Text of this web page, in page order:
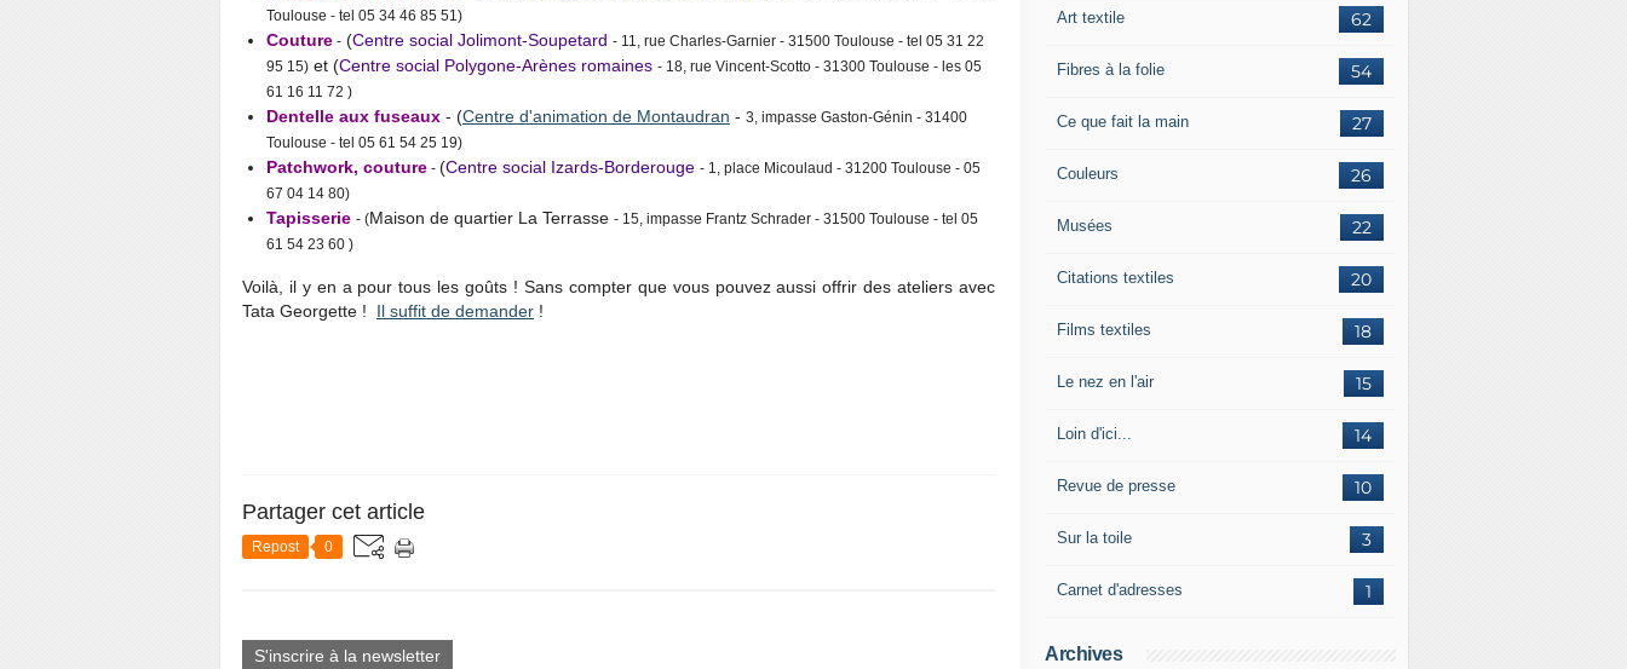
Toulouse - tel 05 34 46 85 51)
Couture - (Centre social Jolimont-Soupetard - 11, rue Charles-Garnier - 31500 Toulouse - tel 05 31 22
95 15) et (Centre social Polygone-Arènes romaines - 18, rue Vincent-Scotto - 31300 Toulouse - les 05
61 16 11 72 )
Dentelle aux fuseaux - (Centre d'animation de Montaudran - 3, impasse Gaston-Génin - 31400
Toulouse - tel 05 61 54 25 19)
Patchwork, couture - (Centre social Izards-Borderouge - 1, place Micoulaud - 31200 Toulouse - 05
67 04 14 80)
Tapisserie - (Maison de quartier La Terrasse - 15, impasse Frantz Schrader - 31500 Toulouse - tel 05
61 54 23 60 )
Voilà, il y en a pour tous les goûts ! Sans compter que vous pouvez aussi offrir des ateliers avec
Tata Georgette ! Il suffit de demander !
Partager cet article
Repost 0
S'inscrire à la newsletter
62
Art textile
54
Fibres à la folie
27
Ce que fait la main
26
Couleurs
22
Musées
20
Citations textiles
18
Films textiles
15
Le nez en l'air
14
Loin d'ici...
10
Revue de presse
3
Sur la toile
1
Carnet d'adresses
Archives